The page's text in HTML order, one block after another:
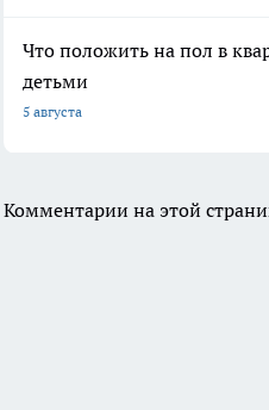
Что положить на пол в
детьми
5 августа
Комментарии на этой